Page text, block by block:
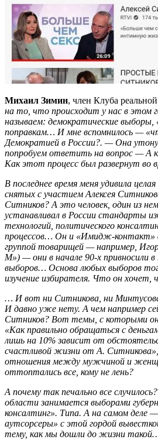
Михаил Зимин, член Клуба
на то, что происходит у нас в этом
называем: демократические выборы,
поправкам… И мне вспомнилось —
Демократией в России?. — Она
попробуем ответить на вопрос — А
Как этот процесс был развернут во
В последнее время меня удивила целая
снятых с участием Алексея
Ситников? А это человек, один из
устанавливал в России стандарты
технологий, политического
процессов… Он и «Имидж-контакт»
группой товарищей — например,
М») — они в начале 90-х привносили в
выборов… Основа любых выборов
изучение избирателя. Что он
… И вот ни Ситникова, ни
И давно уже нету. А чем например
Ситников? Вот темы, с которыми
«Как правильно обращаться с
лишь на 10% зависит от
счастливой жизни от А.
отношения между мужчиной и
оттоптались все, кому не лень?
А почему так печально все
области занимается выборами
консалтинг». Типа. А на самом деле
аутсорсеры» с этой гордой
тему, как мы дошли до жизни